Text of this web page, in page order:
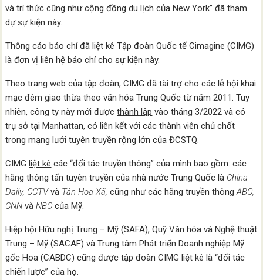
và trí thức cũng như cộng đồng du lịch của New York” đã tham
dự sự kiện này.
Thông cáo báo chí đã liệt kê Tập đoàn Quốc tế Cimagine (CIMG)
là đơn vị liên hệ báo chí cho sự kiện này.
Theo trang web của tập đoàn, CIMG đã tài trợ cho các lễ hội khai
mạc đêm giao thừa theo văn hóa Trung Quốc từ năm 2011. Tuy
nhiên, công ty này mới đượcthành lập vào tháng 3/2022 và có
trụ sở tại Manhattan, có liên kết với các thành viên chủ chốt
trong mạng lưới tuyên truyền rộng lớn của ĐCSTQ.
CIMGliệt kê các “đối tác truyền thông” của mình bao gồm: các
hãng thông tấn tuyên truyền của nhà nước Trung Quốc là China
Daily, CCTVvà Tân Hoa Xã, cũng như các hãng truyền thông ABC,
CNN vàNBC của Mỹ.
Hiệp hội Hữu nghị Trung – Mỹ (SAFA), Quỹ Văn hóa và Nghệ thuật
Trung – Mỹ (SACAF) và Trung tâm Phát triển Doanh nghiệp Mỹ
gốc Hoa (CABDC) cũng được tập đoàn CIMG liệt kê là “đối tác
chiến lược” của họ.